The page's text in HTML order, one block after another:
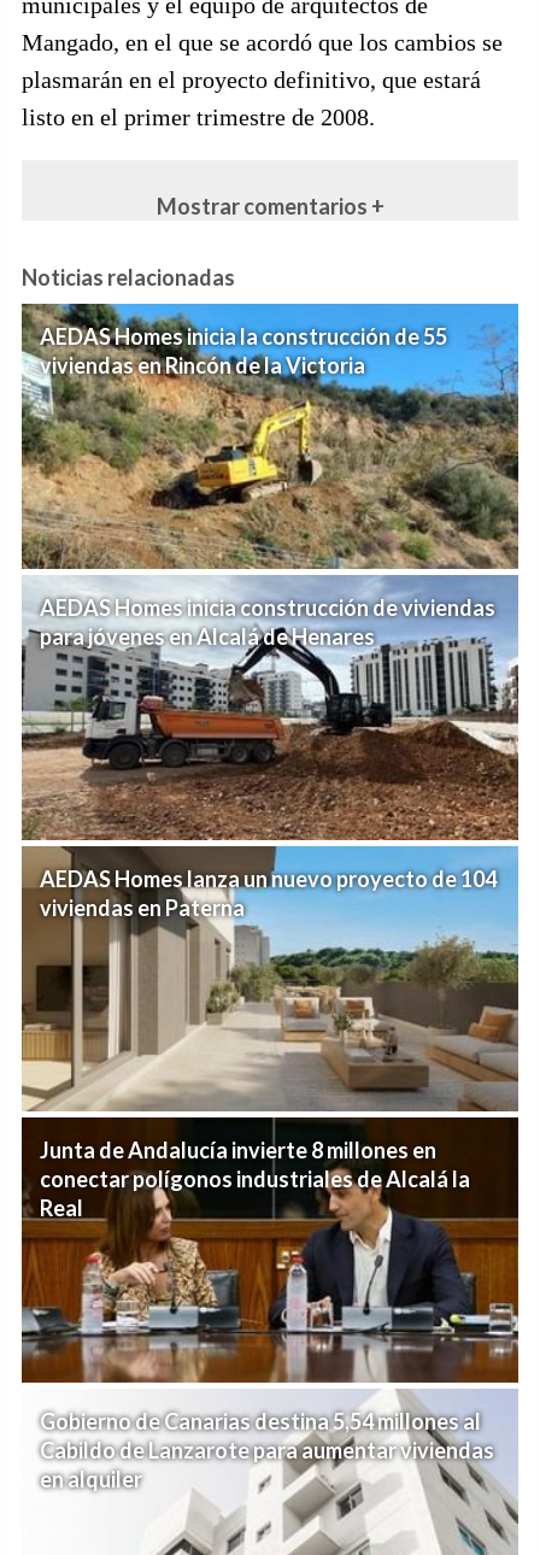
Mangado, en el que se acordó que los cambios se
plasmarán en el proyecto definitivo, que estará
listo en el primer trimestre de 2008.
Mostrar comentarios +
Noticias relacionadas
AEDAS Homes inicia la construcción de 55
viviendas en Rincón de la Victoria
AEDAS Homes inicia construcción de viviendas
para jóvenes en Alcalá de Henares
AEDAS Homes lanza un nuevo proyecto de 104
viviendas en Paterna
Junta de Andalucía invierte 8 millones en
conectar polígonos industriales de Alcalá la
Real
Gobierno de Canarias destina 5,54 millones al
Cabildo de Lanzarote para aumentar viviendas
en alquiler